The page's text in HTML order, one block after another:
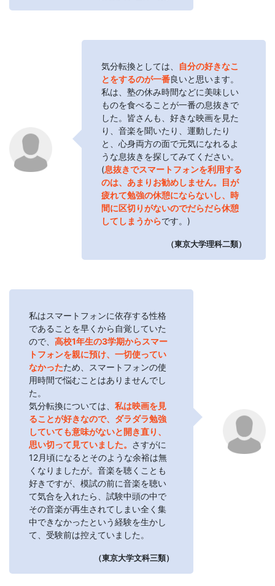
気分転換としては、
自分の好きなこ
とをするのが一番良いと思います。
私は、塾の休み時間などに美味しい
ものを食べることが一番の息抜きで
した。皆さんも、好きな映画を見た
り、音楽を聞いたり、運動したり
と、心身両方の面で元気になれるよ
うな息抜きを探してみてください。
(息抜きでスマートフォンを利用する
のは、あまりお勧めしません。目が
疲れて勉強の休憩にならないし、時
間に区切りがないのでだらだら休憩
してしまうからです。)
（東京大学理科二類）
私はスマートフォンに依存する性格
であることを早くから自覚していた
ので、 高校1年生の3学期からスマー
トフォンを親に預け、一切使ってい
なかったため、スマートフォンの使
用時間で悩むことはありませんでし
た。
気分転換については、 私は映画を見
ることが好きなので、ダラダラ勉強
していても意味がないと開き直り、
思い切って見ていました。 さすがに
12月頃になるとそのような余裕は無
くなりましたが。音楽を聴くことも
好きですが、模試の前に音楽を聴い
て気合を入れたら、試験中頭の中で
その音楽が再生されてしまい全く集
中できなかったという経験を生かし
て、受験前は控えていました。
（東京大学文科三類）